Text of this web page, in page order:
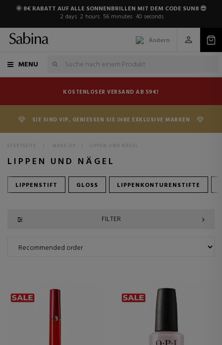
🌞 8€ RABATT AUF ALLE SONNENBRILLEN MIT DEM CODE SUN8 😎
2 days 2 hours 56 minutes 39 seconds
Ändern
MENU
KOSTENLOSER VERSAND AB 59€!
SIE SIND VIP, GENIESSEN SIE IHRE EXKLUSIVE MARKEN
STARTSEITE > MAKE-UP > LIPPEN UND NÄGEL
LIPPEN UND NÄGEL
LIPPENSTIFT GLOSS LIPPENKONTURENSTIFTE
FILTER